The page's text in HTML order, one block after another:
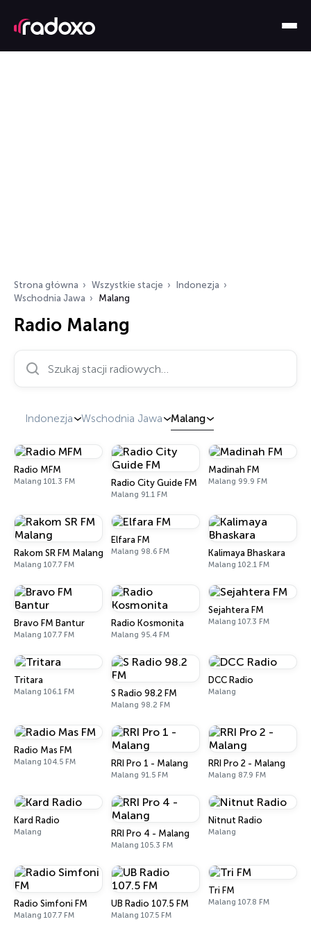
Strona główna Wszystkie stacje
Indonezja
Wschodnia Jawa
Malang
Radio Malang
Indonezja Wschodnia Jawa Malang
Radio MFM
Malang 101.3 FM Radio City Guide FM
Malang 91.1 FM
Madinah FM
Malang 99.9 FM
Rakom SR FM Malang
Malang 107.7 FM
Elfara FM
Malang 98.6 FM Kalimaya Bhaskara
Malang 102.1 FM
Bravo FM Bantur
Malang 107.7 FM
Radio Kosmonita
Malang 95.4 FM
Sejahtera FM
Malang 107.3 FM
Tritara
Malang 106.1 FM S Radio 98.2 FM
Malang 98.2 FM
DCC Radio
Malang
Radio Mas FM
Malang 104.5 FM RRI Pro 1 - Malang
Malang 91.5 FM
RRI Pro 2 - Malang
Malang 87.9 FM
Kard Radio
Malang RRI Pro 4 - Malang
Malang 105.3 FM
Nitnut Radio
Malang
Radio Simfoni FM
Malang 107.7 FM
UB Radio 107.5 FM
Malang 107.5 FM
Tri FM
Malang 107.8 FM